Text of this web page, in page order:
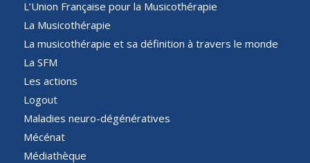
L’Union Française pour la Musicothérapie
La Musicothérapie
La musicothérapie et sa définition à travers le monde
La SFM
Les actions
Logout
Maladies neuro-dégénératives
Mécénat
Médiathèque